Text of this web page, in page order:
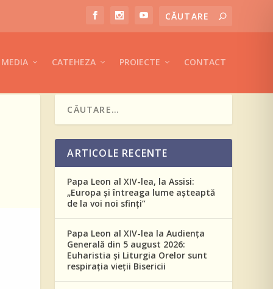
MEDIA CATEHEZA PROIECTE CONTACT
ARTICOLE RECENTE
Papa Leon al XIV-lea, la Assisi:
„Europa și întreaga lume așteaptă
de la voi noi sfinți”
Papa Leon al XIV-lea la Audiența
Generală din 5 august 2026:
Euharistia și Liturgia Orelor sunt
respirația vieții Bisericii